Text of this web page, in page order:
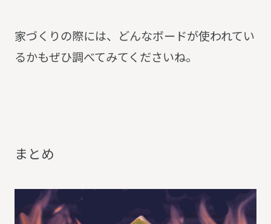
家づくりの際には、どんなボードが使われてい
るかもぜひ調べてみてくださいね。
ま とめ